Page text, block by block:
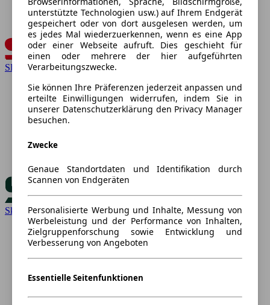
SEAT
Skoda
unterstützte Technologien usw.) auf Ihrem Endgerät
gespeichert oder von dort ausgelesen werden, um
es jedes Mal wiederzuerkennen, wenn es eine App
oder einer Webseite aufruft. Dies geschieht für
einen oder mehrere der hier aufgeführten
Verarbeitungszwecke.
Sie können Ihre Präferenzen jederzeit anpassen und
erteilte Einwilligungen widerrufen, indem Sie in
unserer Datenschutzerklärung den Privacy Manager
besuchen.
Zwecke
Genaue Standortdaten und Identifikation durch
Scannen von Endgeräten
Personalisierte Werbung und Inhalte, Messung von
Werbeleistung und der Performance von Inhalten,
Zielgruppenforschung sowie Entwicklung und
Verbesserung von Angeboten
Essentielle Seitenfunktionen